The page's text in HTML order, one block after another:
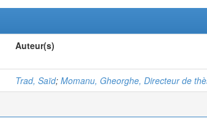
Auteur(s)
Trad, Saïd; Momanu, Gheorghe, Directeur de